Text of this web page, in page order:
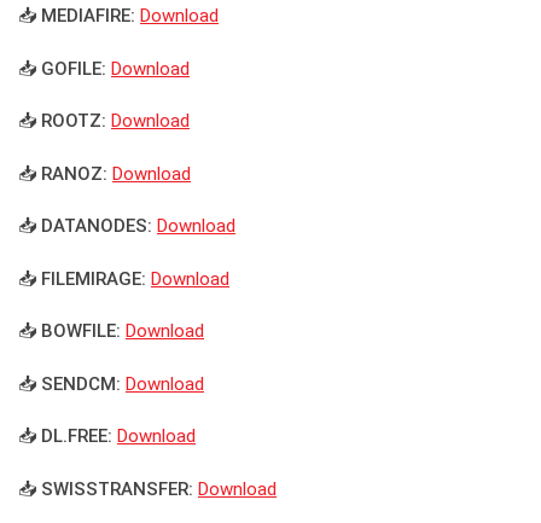
📥 MEDIAFIRE: Download
📥 GOFILE: Download
📥 ROOTZ: Download
📥 RANOZ: Download
📥 DATANODES: Download
📥 FILEMIRAGE: Download
📥 BOWFILE: Download
📥 SENDCM: Download
📥 DL.FREE: Download
📥 SWISSTRANSFER: Download